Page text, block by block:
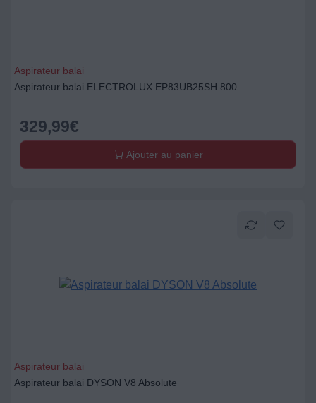
Aspirateur balai
Aspirateur balai ELECTROLUX EP83UB25SH 800
329,99€
Ajouter au panier
Aspirateur balai
Aspirateur balai DYSON V8 Absolute